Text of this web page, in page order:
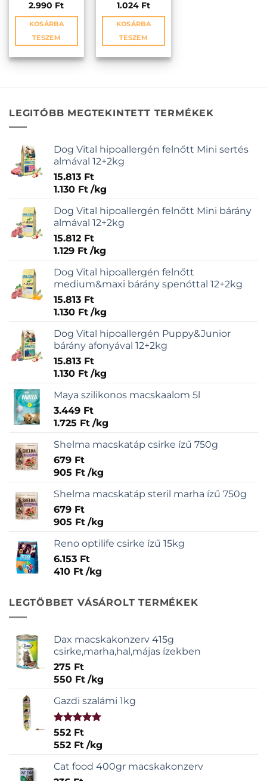
2.990 Ft
KOSÁRBA
TESZEM
1.024 Ft
KOSÁRBA
TESZEM
LEGITÓBB MEGTEKINTETT TERMÉKEK
Dog Vital hipoallergén felnőtt Mini sertés
almával 12+2kg
15.813 Ft
1.130 Ft /kg
Dog Vital hipoallergén felnőtt Mini bárány
almával 12+2kg
15.812 Ft
1.129 Ft /kg
Dog Vital hipoallergén felnőtt
medium&maxi bárány spenóttal 12+2kg
15.813 Ft
1.130 Ft /kg
Dog Vital hipoallergén Puppy&Junior
bárány afonyával 12+2kg
15.813 Ft
1.130 Ft /kg
Maya szilikonos macskaalom 5l
3.449 Ft
1.725 Ft /kg
Shelma macskatáp csirke ízű 750g
679 Ft
905 Ft /kg
Shelma macskatáp steril marha ízű 750g
679 Ft
905 Ft /kg
Reno optilife csirke ízű 15kg
6.153 Ft
410 Ft /kg
LEGTÖBBET VÁSÁROLT TERMÉKEK
Dax macskakonzerv 415g
csirke,marha,hal,májas ízekben
275 Ft
550 Ft /kg
Gazdi szalámi 1kg
Értékelés:
5.00/ 5
552 Ft
552 Ft /kg
Cat food 400gr macskakonzerv